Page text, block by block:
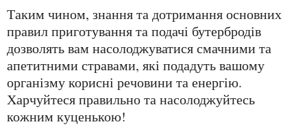
Таким чином, знання та дотримання основних
правил приготування та подачі бутербродів
дозволять вам насолоджуватися смачними та
апетитними стравами, які подадуть вашому
організму корисні речовини та енергію.
Харчуйтеся правильно та насолоджуйтесь
кожним куценькою!